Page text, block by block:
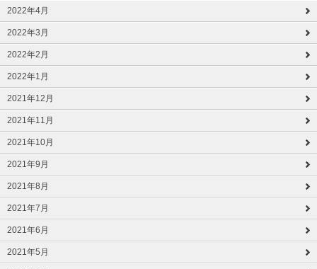
2022年4月
2022年3月
2022年2月
2022年1月
2021年12月
2021年11月
2021年10月
2021年9月
2021年8月
2021年7月
2021年6月
2021年5月